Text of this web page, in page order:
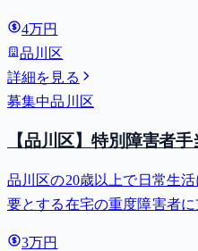
4万円
品川区
詳細を見る
募集中品川区
【品川区】特別障害者手
品川区の20歳以上で日常生
要とする在宅の重度障害者
3万円